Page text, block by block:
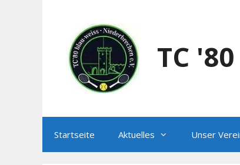
TC
Startseite Aktuelles Unser